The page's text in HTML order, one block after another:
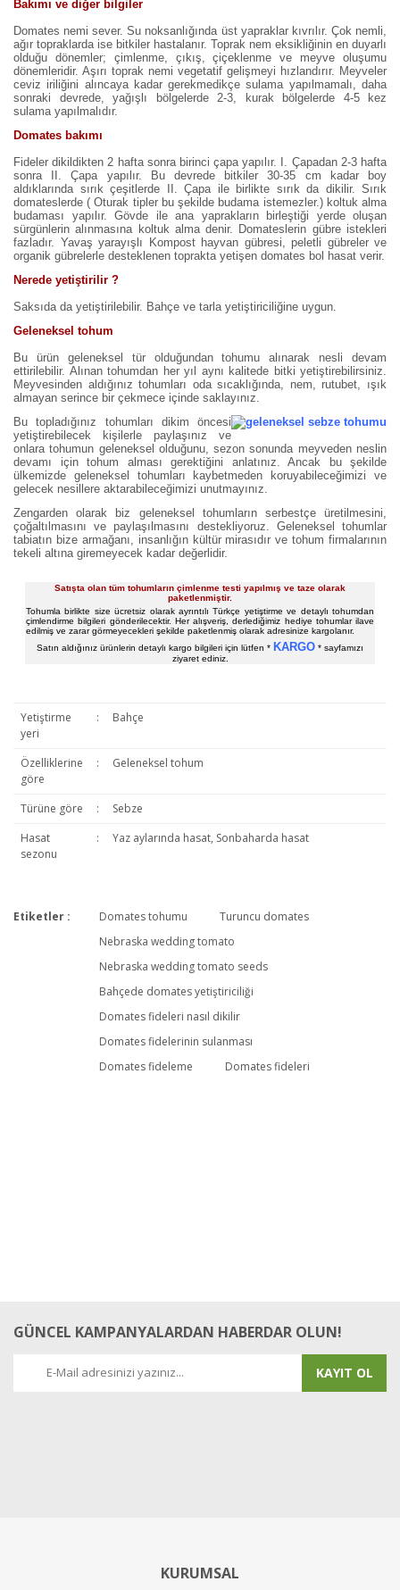
Bakımı ve diğer bilgiler
Domates nemi sever. Su noksanlığında üst yapraklar kıvrılır. Çok nemli,
ağır topraklarda ise bitkiler hastalanır. Toprak nem eksikliğinin en duyarlı
olduğu dönemler; çimlenme, çıkış, çiçeklenme ve meyve oluşumu
dönemleridir. Aşırı toprak nemi vegetatif gelişmeyi hızlandırır. Meyveler
ceviz iriliğini alıncaya kadar gerekmedikçe sulama yapılmamalı, daha
sonraki devrede, yağışlı bölgelerde 2-3, kurak bölgelerde 4-5 kez
sulama yapılmalıdır.
Domates bakımı
Fideler dikildikten 2 hafta sonra birinci çapa yapılır. I. Çapadan 2-3 hafta
sonra II. Çapa yapılır. Bu devrede bitkiler 30-35 cm kadar boy
aldıklarında sırık çeşitlerde II. Çapa ile birlikte sırık da dikilir. Sırık
domateslerde ( Oturak tipler bu şekilde budama istemezler.) koltuk alma
budaması yapılır. Gövde ile ana yaprakların birleştiği yerde oluşan
sürgünlerin alınmasına koltuk alma denir. Domateslerin gübre istekleri
fazladır. Yavaş yarayışlı Kompost hayvan gübresi, peletli gübreler ve
organik gübrelerle desteklenen toprakta yetişen domates bol hasat verir.
Nerede yetiştirilir ?
Saksıda da yetiştirilebilir. Bahçe ve tarla yetiştiriciliğine uygun.
Geleneksel tohum
Bu ürün geleneksel tür olduğundan tohumu alınarak nesli devam
ettirilebilir. Alınan tohumdan her yıl aynı kalitede bitki yetiştirebilirsiniz.
Meyvesinden aldığınız tohumları oda sıcaklığında, nem, rutubet, ışık
almayan serince bir çekmece içinde saklayınız.
Bu topladığınız tohumları dikim öncesi
yetiştirebilecek kişilerle paylaşınız ve
onlara tohumun geleneksel olduğunu, sezon sonunda meyveden neslin
devamı için tohum alması gerektiğini anlatınız. Ancak bu şekilde
ülkemizde geleneksel tohumları kaybetmeden koruyabileceğimizi ve
gelecek nesillere aktarabileceğimizi unutmayınız.
Zengarden olarak biz geleneksel tohumların serbestçe üretilmesini,
çoğaltılmasını ve paylaşılmasını destekliyoruz. Geleneksel tohumlar
tabiatın bize armağanı, insanlığın kültür mirasıdır ve tohum firmalarının
tekeli altına giremeyecek kadar değerlidir.
Satışta olan tüm tohumların çimlenme testi yapılmış ve taze olarak
paketlenmiştir.
Tohumla birlikte size ücretsiz olarak ayrıntılı Türkçe yetiştirme ve detaylı tohumdan
çimlendirme bilgileri gönderilecektir. Her alışveriş, derlediğimiz hediye tohumlar ilave
edilmiş ve zarar görmeyecekleri şekilde paketlenmiş olarak adresinize kargolanır.
Satın aldığınız ürünlerin detaylı kargo bilgileri için lütfen * KARGO * sayfamızı
ziyaret ediniz.
Yetiştirme
yeri
: Bahçe
Özelliklerine
göre
: Geleneksel tohum
Türüne göre :
Sebze
Hasat
sezonu
: Yaz aylarında hasat, Sonbaharda hasat
Bu ürüne ilk yorumu siz yapın!
Yorum Yaz
Etiketler : Domates tohumu
Turuncu domates
Nebraska wedding tomato
Nebraska wedding tomato seeds
Bahçede domates yetiştiriciliği
Domates fideleri nasıl dikilir
Domates fidelerinin sulanması
Domates fideleme
Domates fideleri
GÜNCEL KAMPANYALARDAN HABERDAR OLUN!
KAYIT OL
KURUMSAL